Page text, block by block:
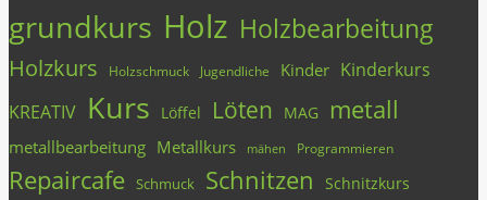
grundkurs Holz Holzbearbeitung
Holzkurs Holzschmuck Jugendliche Kinder Kinderkurs
KREATIV Kurs Löffel Löten MAG metall
metallbearbeitung Metallkurs mähen Programmieren
Repaircafe Schmuck Schnitzen Schnitzkurs